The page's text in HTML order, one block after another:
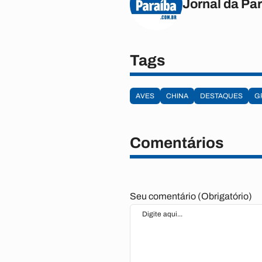
Jornal da
Tags
AVES CHINA DESTAQUES
Comentários
Seu comentário (Obrigatório)